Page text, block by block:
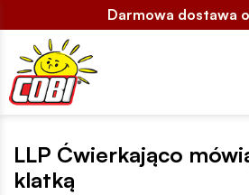
Darmowa dostawa
LLP Ćwierkająco
klatką